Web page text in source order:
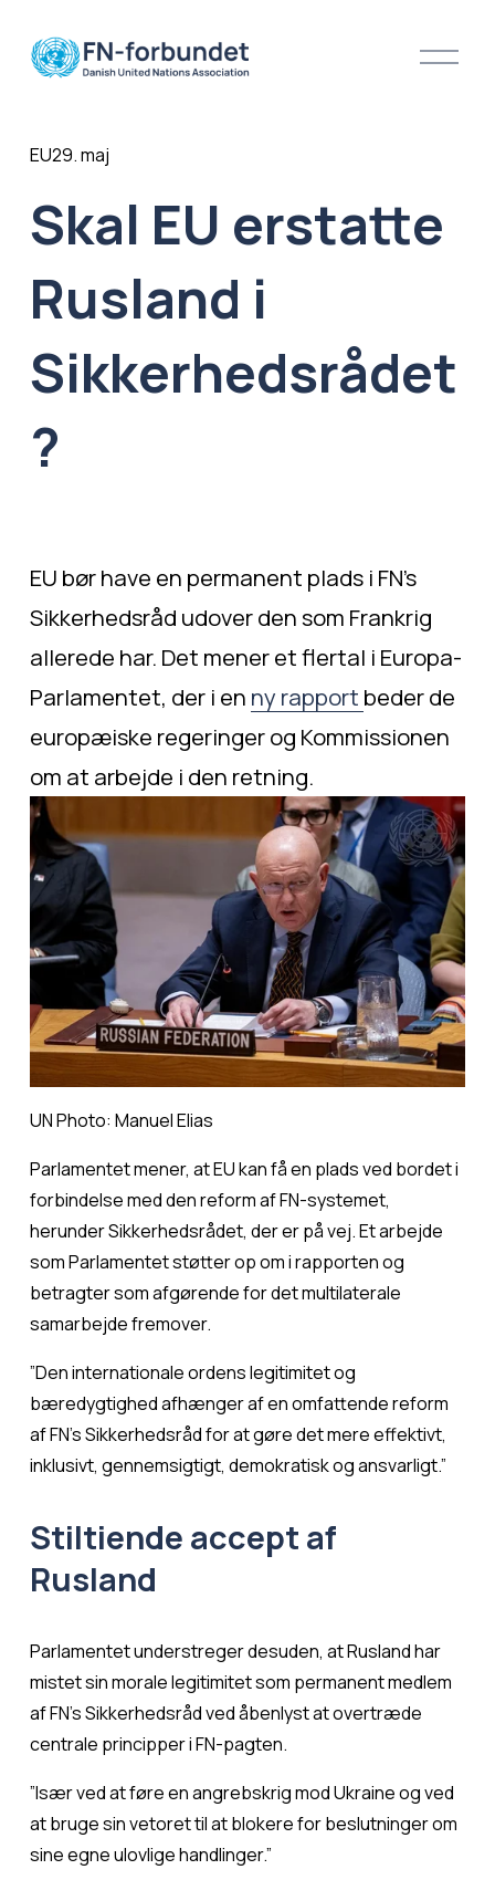
Å
Skal EU erstatte
Rusland i
Sikkerhedsrådet
?
EU29. maj
EU bør have en permanent plads i FN’s
Sikkerhedsråd udover den som Frankrig
allerede har. Det mener et flertal i Europa-
Parlamentet, der i en ny rapport beder de
europæiske regeringer og Kommissionen
om at arbejde i den retning.
UN Photo: Manuel Elias
Parlamentet mener, at EU kan få en plads ved bordet i
forbindelse med den reform af FN-systemet,
herunder Sikkerhedsrådet, der er på vej. Et arbejde
som Parlamentet støtter op om i rapporten og
betragter som afgørende for det multilaterale
samarbejde fremover.
”Den internationale ordens legitimitet og
bæredygtighed afhænger af en omfattende reform
af FN's Sikkerhedsråd for at gøre det mere effektivt,
inklusivt, gennemsigtigt, demokratisk og ansvarligt.”
Stiltiende accept af
Rusland
Parlamentet understreger desuden, at Rusland har
mistet sin morale legitimitet som permanent medlem
af FN's Sikkerhedsråd ved åbenlyst at overtræde
centrale principper i FN-pagten.
”Især ved at føre en angrebskrig mod Ukraine og ved
at bruge sin vetoret til at blokere for beslutninger om
sine egne ulovlige handlinger.”